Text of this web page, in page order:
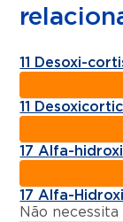
11 Desoxi-
11
17 Alfa-
17 Alfa-
Não